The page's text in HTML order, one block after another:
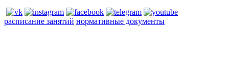
расписание занятий нормативные документы